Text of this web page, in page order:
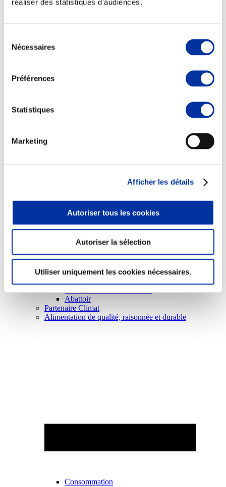
réaliser des statistiques d'audiences.
Nécessaires
Préférences
Statistiques
Marketing
Afficher les détails
Autoriser tous les cookies
Autoriser la sélection
Utiliser uniquement les cookies nécessaires.
Abattoir
Partenaire Climat
Alimentation de qualité, raisonnée et durable
Consommation